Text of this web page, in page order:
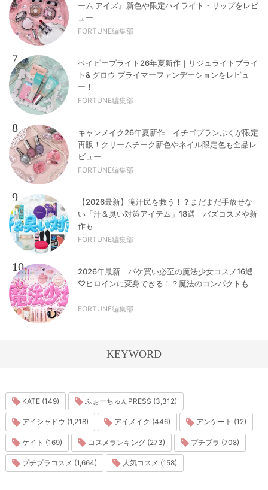
ーム アイズ』新色や限定ハイライト・リップをレビ
ュー
FORTUNE編集部
7
ベイビーブライト26年夏新作｜リジュライトブライ
ト& グロウ プライマーファンデーションをレビュ
ー！
FORTUNE編集部
8
キャンメイク26年夏新作｜イチゴプランぷくが限定
再販！クリームチーク新色やネイル限定色も全品レ
ビュー
FORTUNE編集部
9
【2026最新】滝汗民を救う！？まだまだ手放せな
い「汗＆臭い対策アイテム」18選｜バズコスメや新
作も
FORTUNE編集部
10
2026年最新｜パケ買い必至の魔法少女コスメ16選
♡ヒロインに変身できる！？魔法のコンパクトも
FORTUNE編集部
KEYWORD
KATE (149) ふぉーちゅんPRESS (3,312)
アイシャドウ (1,218) アイメイク (446) アンケート (12)
ケイト (169) コスメランキング (273) プチプラ (708)
プチプラコスメ (1,664) 人気コスメ (158)